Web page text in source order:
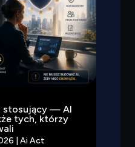
stosujący — AI
tych, którzy
Ai Act